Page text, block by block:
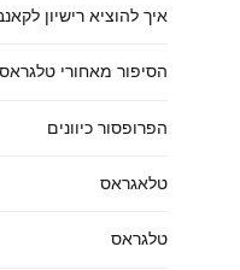
איך להוציא רישיון
הסיפור מאחורי טלגראס
הפרופסור כיוונים
טלאגראס
טלגראס